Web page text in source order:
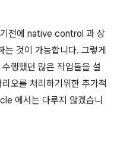
전에 native control 과 상
것이 가능합니다. 그렇게
행했던 많은 작업들을 설
오를 처리하기위한 추가적
에서는 다루지 않겠습니